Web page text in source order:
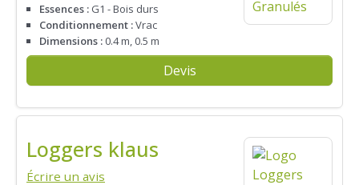
Essences : G1 - Bois durs
Conditionnement :Vrac
Dimensions : 0.4 m, 0.5 m
Devis
Loggers klaus
Écrire un avis